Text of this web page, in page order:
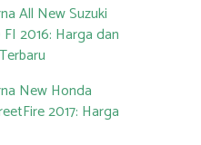
All New Suzuki
2016: Harga dan
New Honda
2017: Harga